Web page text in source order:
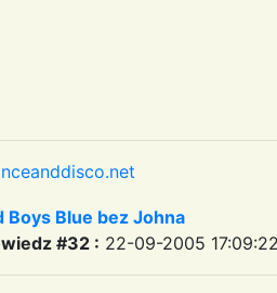
Boys Blue bez Johna
#32 : 22-09-2005